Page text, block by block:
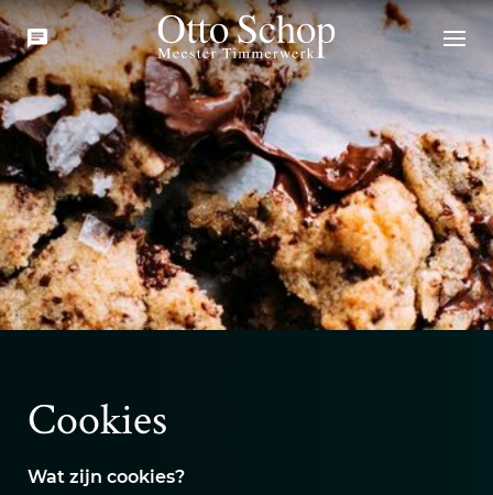
Cookies
Wat zijn cookies?